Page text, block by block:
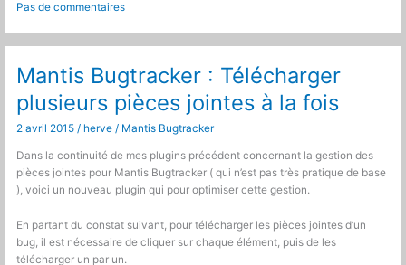
jenkins
Pas de commentaires
Mantis Bugtracker : Télécharger
plusieurs pièces jointes à la fois
2 avril 2015 / herve / Mantis Bugtracker
Dans la continuité de mes plugins précédent concernant la gestion des
pièces jointes pour Mantis Bugtracker ( qui n’est pas très pratique de base
), voici un nouveau plugin qui pour optimiser cette gestion.
En partant du constat suivant, pour télécharger les pièces jointes d’un
bug, il est nécessaire de cliquer sur chaque élément, puis de les
télécharger un par un.